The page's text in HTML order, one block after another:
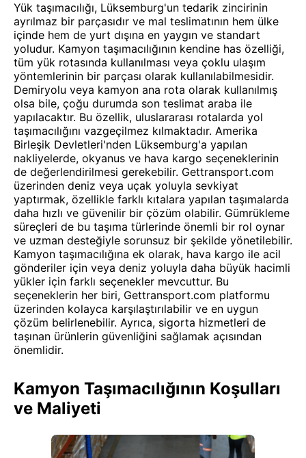
Yük taşımacılığı, Lüksemburg'un tedarik zincirinin
ayrılmaz bir parçasıdır ve mal teslimatının hem ülke
içinde hem de yurt dışına en yaygın ve standart
yoludur. Kamyon taşımacılığının kendine has özelliği,
tüm yük rotasında kullanılması veya çoklu ulaşım
yöntemlerinin bir parçası olarak kullanılabilmesidir.
Demiryolu veya kamyon ana rota olarak kullanılmış
olsa bile, çoğu durumda son teslimat araba ile
yapılacaktır. Bu özellik, uluslararası rotalarda yol
taşımacılığını vazgeçilmez kılmaktadır. Amerika
Birleşik Devletleri'nden Lüksemburg'a yapılan
nakliyelerde, okyanus ve hava kargo seçeneklerinin
de değerlendirilmesi gerekebilir. Gettransport.com
üzerinden deniz veya uçak yoluyla sevkiyat
yaptırmak, özellikle farklı kıtalara yapılan taşımalarda
daha hızlı ve güvenilir bir çözüm olabilir. Gümrükleme
süreçleri de bu taşıma türlerinde önemli bir rol oynar
ve uzman desteğiyle sorunsuz bir şekilde yönetilebilir.
Kamyon taşımacılığına ek olarak, hava kargo ile acil
gönderiler için veya deniz yoluyla daha büyük hacimli
yükler için farklı seçenekler mevcuttur. Bu
seçeneklerin her biri, Gettransport.com platformu
üzerinden kolayca karşılaştırılabilir ve en uygun
çözüm belirlenebilir. Ayrıca, sigorta hizmetleri de
taşınan ürünlerin güvenliğini sağlamak açısından
önemlidir.
Kamyon Taşımacılığının Koşulları
ve Maliyeti